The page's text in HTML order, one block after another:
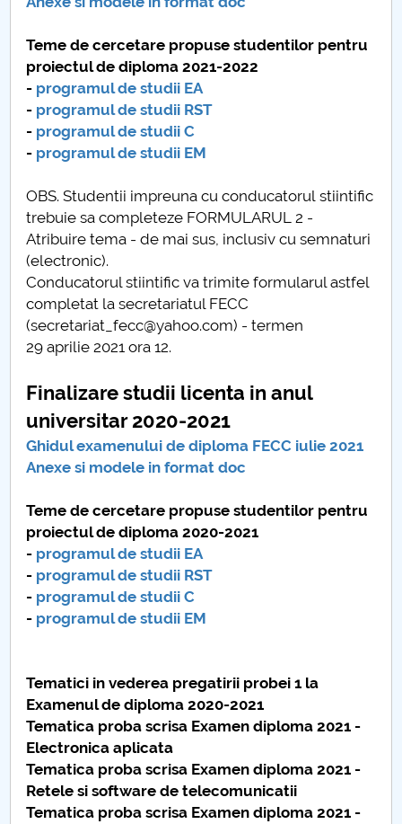
Teme de cercetare propuse studentilor pentru
proiectul de diploma 2021-2022
- programul de studii EA
- programul de studii RST
- programul de studii C
- programul de studii EM
OBS. Studentii impreuna cu conducatorul stiintific
trebuie sa completeze FORMULARUL 2 -
Atribuire tema - de mai sus, inclusiv cu semnaturi
(electronic).
Conducatorul stiintific va trimite formularul astfel
completat la secretariatul FECC
(secretariat_fecc@yahoo.com) - termen
29 aprilie 2021 ora 12.
Finalizare studii licenta in anul
universitar 2020-2021
Ghidul examenului de diploma FECC iulie 2021
Anexe si modele in format doc
Teme de cercetare propuse studentilor pentru
proiectul de diploma 2020-2021
- programul de studii EA
- programul de studii RST
- programul de studii C
- programul de studii EM
Tematici in vederea pregatirii probei 1 la
Examenul de diploma 2020-2021
Tematica proba scrisa Examen diploma 2021 -
Electronica aplicata
Tematica proba scrisa Examen diploma 2021 -
Retele si software de telecomunicatii
Tematica proba scrisa Examen diploma 2021 -